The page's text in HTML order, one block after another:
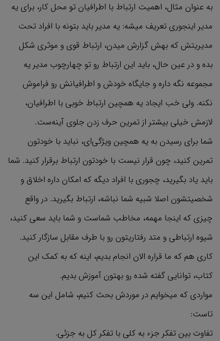
به عنوان مثال، اهمیت ارتباط با اطرافیان تو محل کار، برای یه
مدیر اینجوری تعریف میشه: یه مدیر باید بتونه با افراد تحت
مدیریتش که بهش گزارش میدن، ارتباط قوی و موثری شکل
بده و در عین حال، باید این ارتباط رو تو چهارچوب مدیر یه
مجموعه نگه داره و جایگاه خودش و اطرافیانش رو فراموش
نکنه. ولی خب ایجاد یه همچین ارتباط خوبی با اطرافیان،
لازمش خیلی بیشتر از تمرین حرف زدن جلوی آینه‌ست.
شما برای رسیدن به یه همچین ویژگی‌ای‌، نباید با خودتون
تمرین کنید، چون قرار نیست با خودتون ارتباط برقرار کنید. شما
باید یاد بگیرید، چجوری با افراد دیگه که امکان داره اخلاق و
شخصیتشون اصلا شبیه شما نباشه، ارتباط بگیرید. در واقع
چیزی که اینجا مهمه، مخاطب شماست و شما باید سعی کنید،
شیوه ارتباطی و متد رفتاریتون رو با طرف مقابل سازگار کنید.
کاری هم که ما قراره الان انجام بدیم، اینه که به کمک این
کتاب، توانایی گفته شده رو بهتون آموزش بدیم.
مواردی که میخوایم در موردش بحث کنیم، شامل این سه
تاست:
تفاوت بین تفکر جزء به کلی با تفکر کل به جزئی.